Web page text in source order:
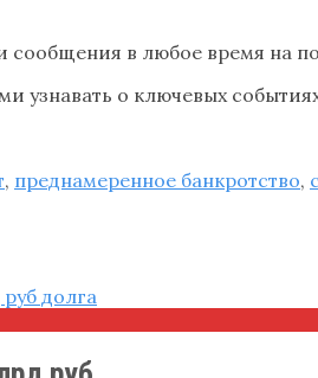
в любое время на
о ключевых
, преднамеренное банкротство,